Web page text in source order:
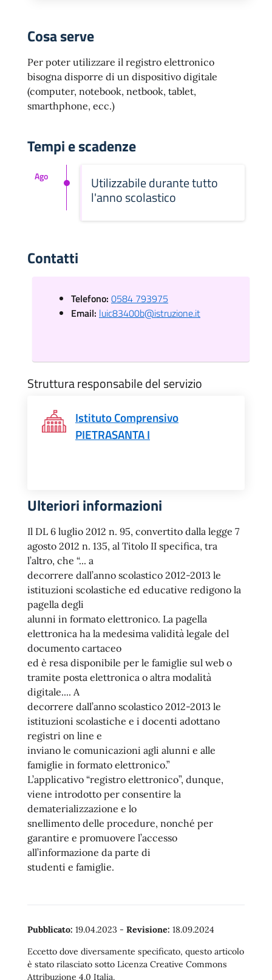
Cosa serve
Per poter utilizzare il registro elettronico
bisogna disporre di un dispositivo digitale
(computer, notebook, netbook, tablet,
smarthphone, ecc.)
Tempi e scadenze
Utilizzabile durante tutto
l'anno scolastico
Ago
Contatti
Telefono: 0584 793975
Email: luic83400b@istruzione.it
Struttura responsabile del servizio
Istituto Comprensivo
PIETRASANTA I
Ulteriori informazioni
Il DL 6 luglio 2012 n. 95, convertito dalla legge 7
agosto 2012 n. 135, al Titolo II specifica, tra
l’altro, che “... a
decorrere dall’anno scolastico 2012-2013 le
istituzioni scolastiche ed educative redigono la
pagella degli
alunni in formato elettronico. La pagella
elettronica ha la medesima validità legale del
documento cartaceo
ed è resa disponibile per le famiglie sul web o
tramite posta elettronica o altra modalità
digitale.... A
decorrere dall’anno scolastico 2012-2013 le
istituzioni scolastiche e i docenti adottano
registri on line e
inviano le comunicazioni agli alunni e alle
famiglie in formato elettronico.”
L’applicativo “registro elettronico”, dunque,
viene introdotto per consentire la
dematerializzazione e lo
snellimento delle procedure, nonché per
garantire e promuovere l’accesso
all’informazione da parte di
studenti e famiglie.
Pubblicato: 19.04.2023 - Revisione: 18.09.2024
Eccetto dove diversamente specificato, questo articolo
è stato rilasciato sotto Licenza Creative Commons
Attribuzione 4.0 Italia.